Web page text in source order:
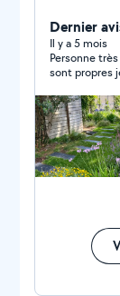
(entretien)
sans
Je suis
Mes
végétal et
sur mon profil). Mes
filants, les
terrasses
Dernier
Il y a 5 mois
Personne
sont propres
nous. Merci